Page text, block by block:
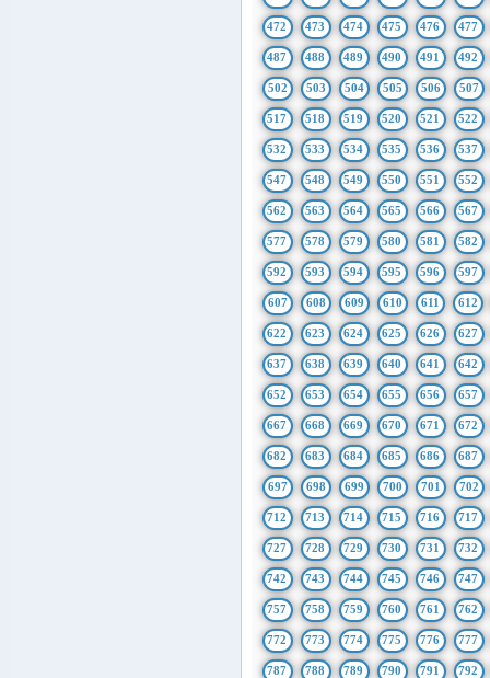
472 473 474 475 476 477
487 488 489 490 491 492
502 503 504 505 506 507
517 518 519 520 521 522
532 533 534 535 536 537
547 548 549 550 551 552
562 563 564 565 566 567
577 578 579 580 581 582
592 593 594 595 596 597
607 608 609 610 611 612
622 623 624 625 626 627
637 638 639 640 641 642
652 653 654 655 656 657
667 668 669 670 671 672
682 683 684 685 686 687
697 698 699 700 701 702
712 713 714 715 716 717
727 728 729 730 731 732
742 743 744 745 746 747
757 758 759 760 761 762
772 773 774 775 776 777
787 788 789 790 791 792